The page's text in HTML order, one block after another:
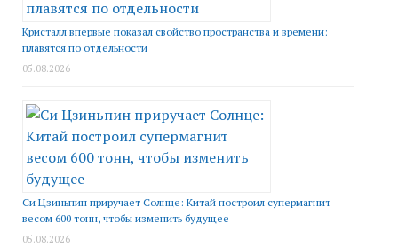
Кристалл впервые показал свойство пространства и времени:
плавятся по отдельности
05.08.2026
Си Цзиньпин приручает Солнце: Китай построил супермагнит
весом 600 тонн, чтобы изменить будущее
05.08.2026